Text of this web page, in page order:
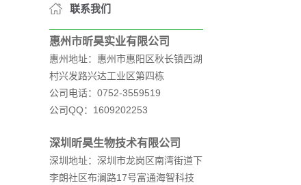
联系我们
惠州市昕昊实业有限公司
惠州地址：惠州市惠阳区秋长镇西湖
村兴发路兴达工业区第四栋
公司电话：0752-3559519
公司QQ：1609202253
深圳昕昊生物技术有限公司
深圳地址：深圳市龙岗区南湾街道下
李朗社区布澜路17号富通海智科技